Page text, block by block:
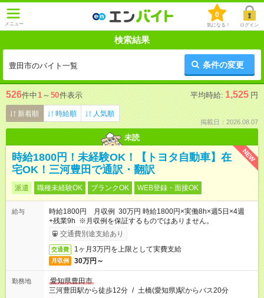
メニュー
0
気になる！ ログイン
検索結果
豊田市のバイト一覧 条件の変更
526件中1 ～ 50件表示 平均時給: 1,525 円
新着順 時給順 人気順
掲載日：2026.08.07
未読
NEW
時給1800円！未経験OK！【トヨタ自動車】在
宅OK！三河豊田で通訳・翻訳
派遣 職種未経験OK ブランクOK WEB登録・面接OK
給与
時給1800円 月収例 30万円 時給1800円×実働8h×週5日×4週
+残業9h ※月収例を保証するものではありません。
交通費別途支給あり
交通費 1ヶ月3万円を上限として実費支給
月収例 30万円～
勤務地
愛知県豊田市
三河豊田駅から徒歩12分 / 土橋(愛知県)駅からバス20分